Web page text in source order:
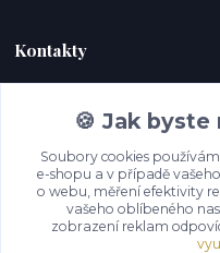
Kontakty
Zákaznická
+420 732
(Po-Pá, 9-18 hod.)
info@hoky-kuze.cz
🍪 Jak
Soubory cookies
e-shopu a v případě
o webu, měření efektivity
vašeho oblíbeného
zobrazení reklam